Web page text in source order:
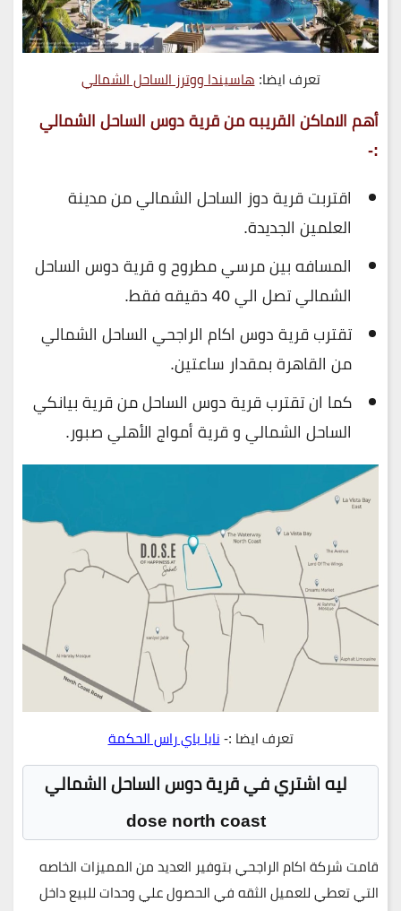
تعرف ايضا:هاسيندا ووترز الساحل الشمالي
أهم الاماكن القريبه من قرية دوس الساحل الشمالي
:-
اقتربت قرية دوز الساحل الشمالي من مدينة
العلمين الجديدة.
المسافه بين مرسي مطروح و قرية دوس الساحل
الشمالي تصل الي 40 دقيقه فقط.
تقترب قرية دوس اكام الراجحي الساحل الشمالي
من القاهرة بمقدار ساعتين.
كما ان تقترب قرية دوس الساحل من قرية بيانكي
الساحل الشمالي و قرية أمواج الأهلي صبور.
تعرف ايضا :-نايا باي راس الحكمة
ليه اشتري في قرية دوس الساحل الشمالي
dose north coast
قامت شركة اكام الراجحي بتوفير العديد من المميزات الخاصه
التي تعطي للعميل الثقه في الحصول علي وحدات للبيع داخل